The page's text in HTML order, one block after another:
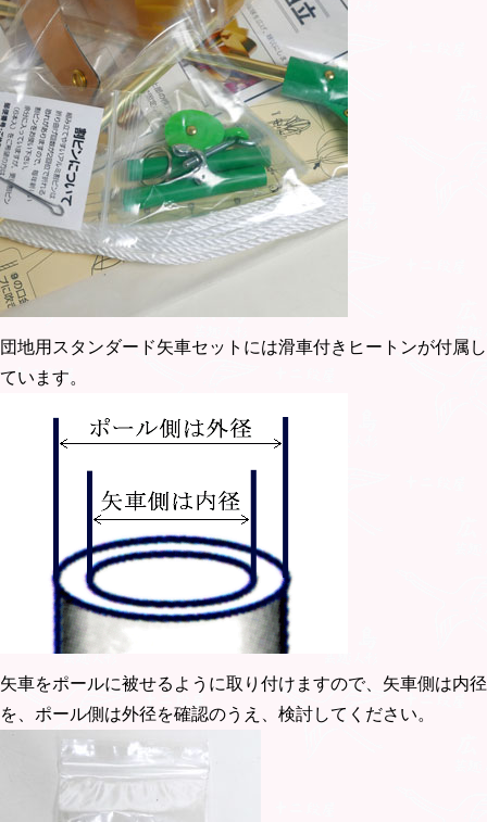
団地用スタンダード矢車セットには滑車付きヒートンが付属し
ています。
矢車をポールに被せるように取り付けますので、矢車側は内径
を、ポール側は外径を確認のうえ、検討してください。